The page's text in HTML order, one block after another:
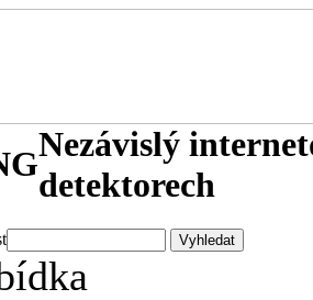
Nezávislý
detektorech